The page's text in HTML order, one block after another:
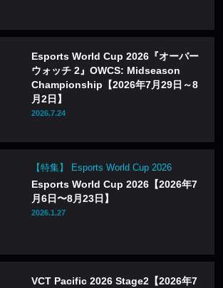
Esports World Cup 2026『オーバー
ウォッチ 2』OWCS: Midseason
Championship【2026年7月29日～8
月2日】
2026.7.24
【特集】 Esports World Cup 2026
Esports World Cup 2026【2026年7
月6日〜8月23日】
2026.1.27
VCT Pacific 2026 Stage2【2026年7